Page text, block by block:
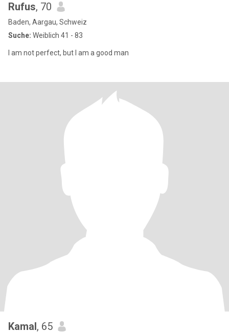
Rufus, 70
Baden, Aargau, Schweiz
Suche: Weiblich 41 - 83
I am not perfect, but I am a good man
Kamal, 65